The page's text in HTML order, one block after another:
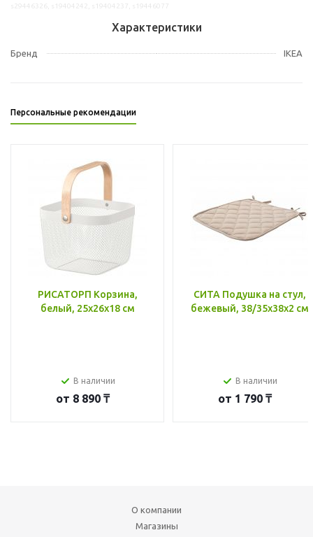
Характеристики
Бренд IKEA
Персональные рекомендации
РИСАТОРП Корзина,
белый, 25x26x18 см
В наличии
от 8 890 ₸
СИТА Подушка на стул,
бежевый, 38/35x38x2 см
В наличии
от 1 790 ₸
О компании
Магазины